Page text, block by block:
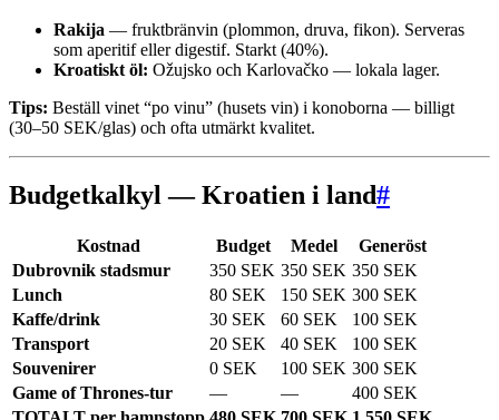
Rakija — fruktbränvin (plommon, druva, fikon). Serveras
som aperitif eller digestif. Starkt (40%).
Kroatiskt öl: Ožujsko och Karlovačko — lokala lager.
Tips: Beställ vinet “po vinu” (husets vin) i konoborna — billigt
(30–50 SEK/glas) och ofta utmärkt kvalitet.
Budgetkalkyl — Kroatien i land#
Kostnad Budget Medel
Generöst
Dubrovnik stadsmur
350 SEK 350 SEK 350 SEK
Lunch
80 SEK 150 SEK 300 SEK
Kaffe/drink
30 SEK 60 SEK
100 SEK
Transport
20 SEK 40 SEK
100 SEK
Souvenirer
0 SEK 100 SEK 300 SEK
Game of Thrones-tur
— —
400 SEK